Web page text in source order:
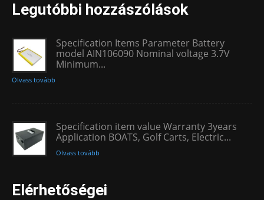
Legutóbbi hozzászólások
Specification Items Parameter Battery
model AIN106090 Nominal voltage 3.7V
Minimum...
Olvass tovább
Specification item value Warranty 3years
Application BOATS, Golf Carts, Electric...
Olvass tovább
Elérhetőségei